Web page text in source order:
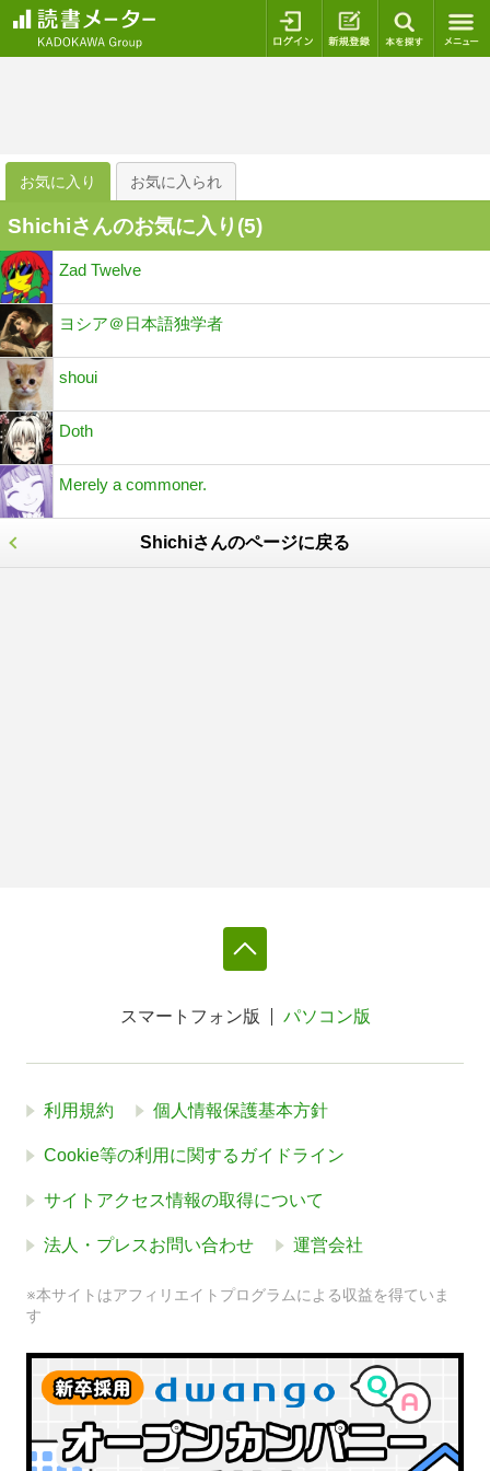
ログイン 新規登録
お気に入り お気に入られ
Shichiさんのお気に入り(5)
Zad Twelve
ヨシア＠日本語独学者
shoui
Doth
Merely a commoner.
Shichiさんのページに戻る
スマートフォン版 パソコン版
利用規約 個人情報保護基本方針
Cookie等の利用に関するガイドライン
サイトアクセス情報の取得について
法人・プレスお問い合わせ 運営会社
※本サイトはアフィリエイトプログラムによる収益を得ていま
す